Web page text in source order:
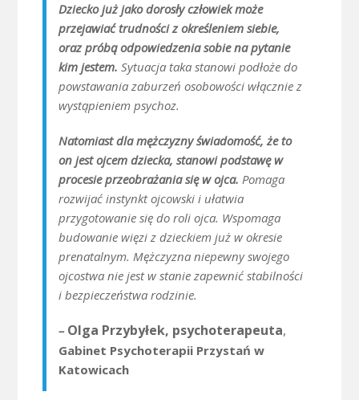
Dziecko już jako dorosły człowiek może
przejawiać trudności z określeniem siebie,
oraz próbą odpowiedzenia sobie na pytanie
kim jestem. Sytuacja taka stanowi podłoże do
powstawania zaburzeń osobowości włącznie z
wystąpieniem psychoz.
Natomiast dla mężczyzny świadomość, że to
on jest ojcem dziecka, stanowi podstawę w
procesie przeobrażania się w ojca. Pomaga
rozwijać instynkt ojcowski i ułatwia
przygotowanie się do roli ojca. Wspomaga
budowanie więzi z dzieckiem już w okresie
prenatalnym. Mężczyzna niepewny swojego
ojcostwa nie jest w stanie zapewnić stabilności
i bezpieczeństwa rodzinie.
– Olga Przybyłek, psychoterapeuta,
Gabinet Psychoterapii Przystań w
Katowicach